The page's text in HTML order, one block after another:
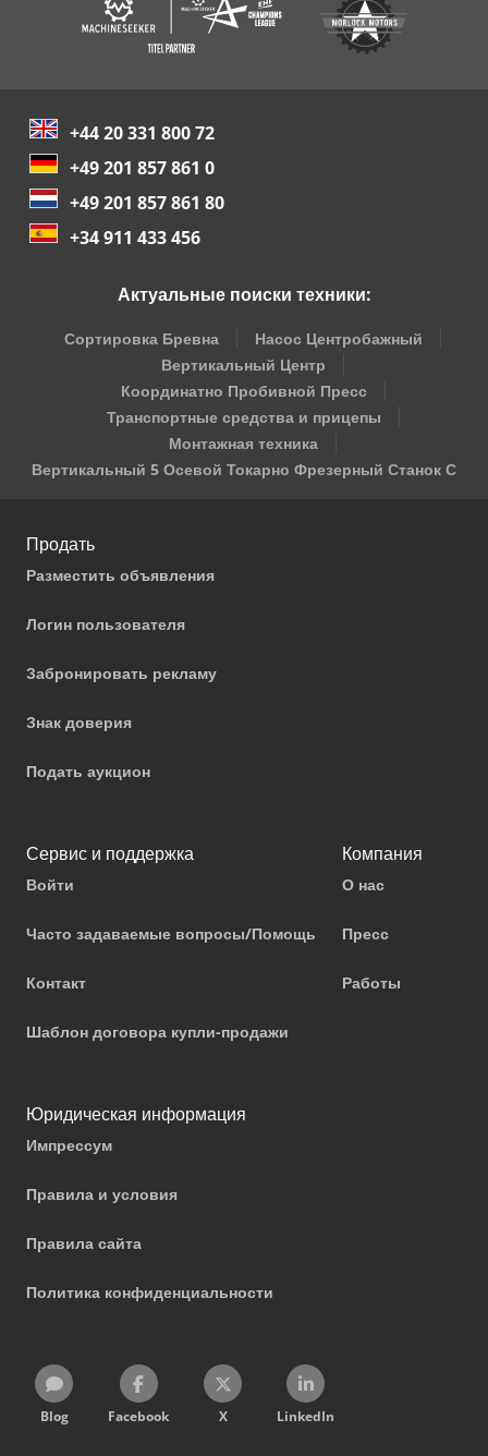
+44 20 331 800 72
+49 201 857 861 0
+49 201 857 861 80
+34 911 433 456
Актуальные поиски техники:
Сортировка Бревна
Насос Центробажный
Вертикальный Центр
Координатно Пробивной Пресс
Транспортные средства и прицепы
Монтажная техника
Вертикальный 5 Осевой Токарно Фрезерный Станок С
Продать
Разместить объявления
Логин пользователя
Забронировать рекламу
Знак доверия
Подать аукцион
Сервис и поддержка
Войти
Часто задаваемые вопросы/Помощь
Контакт
Шаблон договора купли-продажи
Компания
О нас
Пресс
Работы
Юридическая информация
Импрессум
Правила и условия
Правила сайта
Политика конфиденциальности
Blog Facebook X LinkedIn